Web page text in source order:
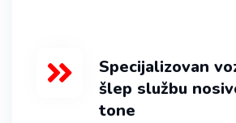
Specijalizovan
šlep službu
tone